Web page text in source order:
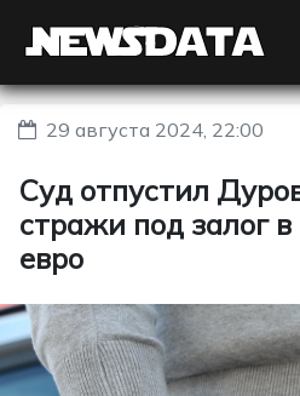
29 августа 2024, 22:00
Суд отпустил
стражи под залог
евро